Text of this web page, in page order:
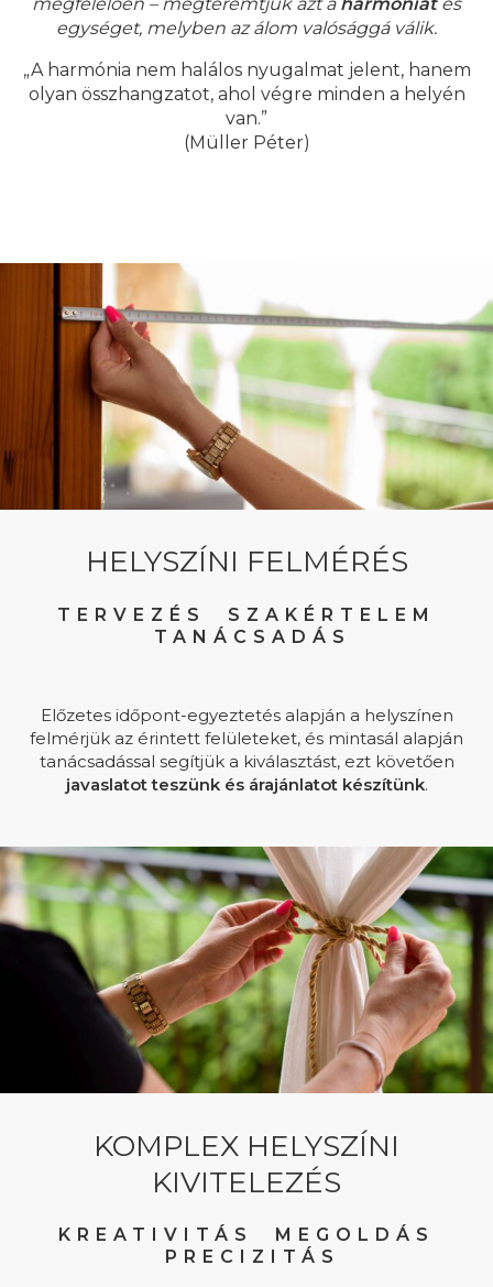
egységet, melyben az álom valósággá válik.
„A harmónia nem halálos nyugalmat jelent, hanem
olyan összhangzatot, ahol végre minden a helyén
van.”
(Müller Péter)
HELYSZÍNI FELMÉRÉS
TERVEZÉS SZAKÉRTELEM
TANÁCSADÁS
Előzetes időpont-egyeztetés alapján a helyszínen
felmérjük az érintett felületeket, és mintasál alapján
tanácsadással segítjük a kiválasztást, ezt követően
javaslatot teszünk és árajánlatot készítünk.
KOMPLEX HELYSZÍNI
KIVITELEZÉS
KREATIVITÁS MEGOLDÁS
PRECIZITÁS